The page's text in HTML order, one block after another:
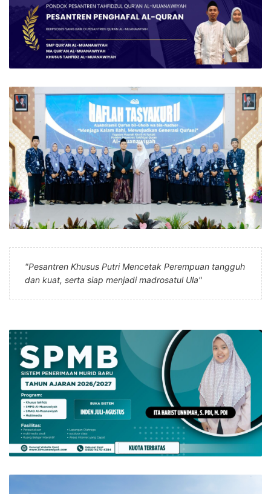
"Pesantren Khusus Putri Mencetak Perempuan tangguh
dan kuat, serta siap menjadi madrosatul Ula"